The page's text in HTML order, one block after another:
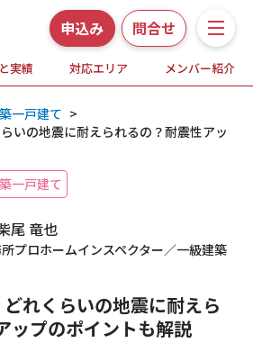
申込み 問合せ
実績 対応エリア メンバー紹介
徴と実績
ョンとは
一戸建て >
いの地震に耐えられるの？耐震性アッ
一戸建て
尾 竜也
プロホームインスペクター／一級建築
れくらいの地震に耐えら
ップのポイントも解説